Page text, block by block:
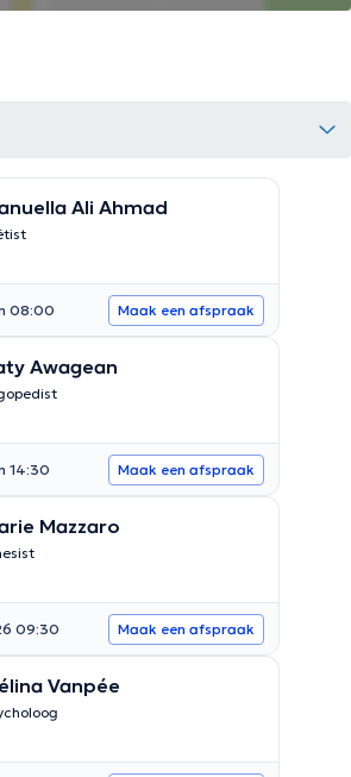
Ali Ahmad
08:00 Maak een afspraak
Awagean
14:30 Maak een afspraak
Mazzaro
09:30 Maak een afspraak
Vanpée